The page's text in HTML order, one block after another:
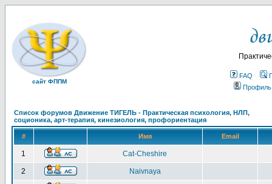
сайт ФППМ
FAQ
Профиль
Список форумов Движение ТИГЕЛЬ - Практическая психология, НЛП,
соционика, арт-терапия, кинезиология, профориентация
# Имя Email
1 Cat-Cheshire
2 Naivnaya